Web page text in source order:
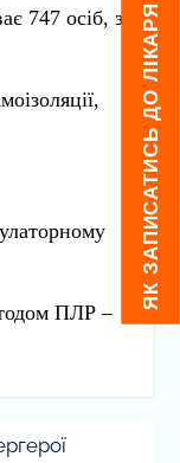
747 осіб, з
ПЛР –
ЯК ЗАПИСАТИСЬ ДО ЛІКАРЯ